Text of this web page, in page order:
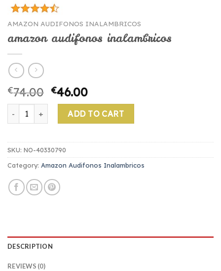
AMAZON AUDIFONOS INALAMBRICOS
amazon audifonos inalambricos
€74.00 €46.00
amazon audifonos inalambricos quantity
ADD TO CART
SKU: NO-40330790
Category: Amazon Audifonos Inalambricos
DESCRIPTION
REVIEWS (0)